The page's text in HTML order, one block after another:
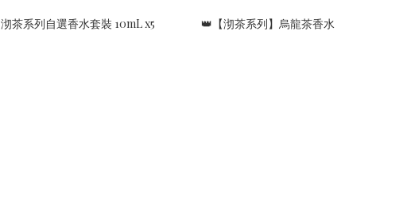
沏茶系列自選香水套裝 10mL x5 👑【沏茶系列】烏龍茶香水